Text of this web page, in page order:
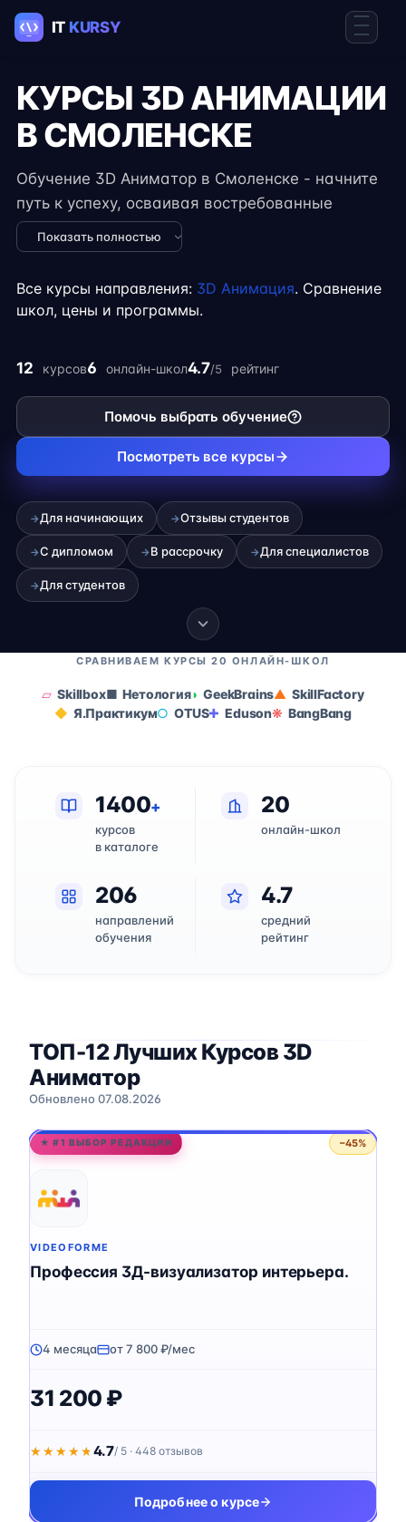
КУРСЫ 3D АНИМАЦИИ
В СМОЛЕНСКЕ
Обучение 3D Аниматор в Смоленске - начните
путь к успеху, осваивая востребованные
навыки в IT. Курсы подходят для новичков и
специалистов с опытом, включают
консультации экспертов. Гибкий формат
фрилансе.
Показать полностью
Все курсы направления: 3D Анимация. Сравнение
школ, цены и программы.
12 курсов6 онлайн-школ4.7/5 рейтинг
Помочь выбрать обучение
Посмотреть все курсы
→Для начинающих →Отзывы студентов
→С дипломом →В рассрочку →Для специалистов
→Для студентов
СРАВНИВАЕМ КУРСЫ 20 ОНЛАЙН-ШКОЛ
Skillbox Нетология GeekBrains
SkillFactory
Я.Практикум
OTUS Eduson BangBang
1400+
курсов
в каталоге
20
онлайн-школ
206
направлений
обучения
4.7
средний
рейтинг
ТОП-12 Лучших Курсов 3D
Аниматор
Обновлено 07.08.2026
★ #1 ВЫБОР РЕДАКЦИИ −45%
VIDEOFORME
Профессия 3Д-визуализатор интерьера.
4 месяца от 7 800 ₽/мес
31 200 ₽
★★★★★
★★★★★ 4.7/ 5 · 448 отзывов
Подробнее о курсе